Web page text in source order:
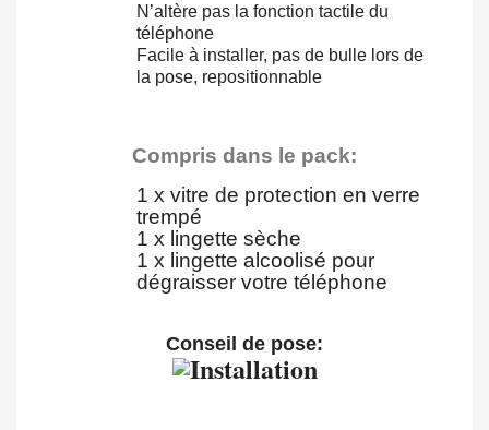
N’altère pas la fonction tactile du
téléphone
Facile à installer, pas de bulle lors de
la pose, repositionnable
Compris dans le pack:
1 x vitre de protection en verre
trempé
1 x lingette sèche
1 x lingette alcoolisé pour
dégraisser votre téléphone
Conseil de pose: